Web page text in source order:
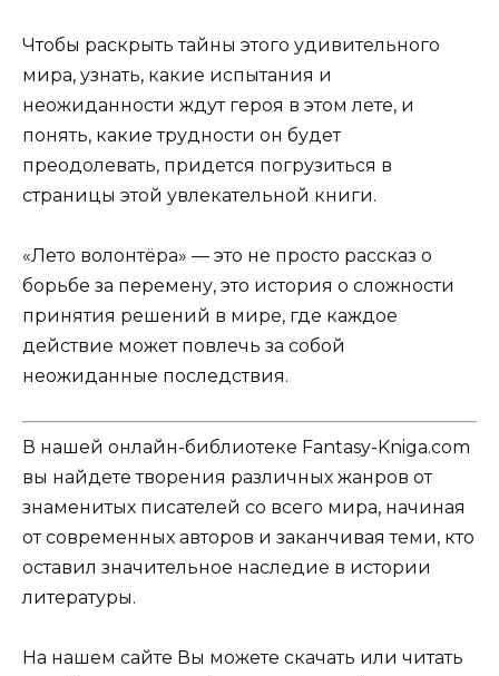
Чтобы раскрыть тайны этого удивительного
мира, узнать, какие испытания и
неожиданности ждут героя в этом лете, и
понять, какие трудности он будет
преодолевать, придется погрузиться в
страницы этой увлекательной книги.
«Лето волонтёра» — это не просто рассказ о
борьбе за перемену, это история о сложности
принятия решений в мире, где каждое
действие может повлечь за собой
неожиданные последствия.
В нашей онлайн-библиотеке Fantasy-Kniga.com
вы найдете творения различных жанров от
знаменитых писателей со всего мира, начиная
от современных авторов и заканчивая теми, кто
оставил значительное наследие в истории
литературы.
На нашем сайте Вы можете скачать или читать